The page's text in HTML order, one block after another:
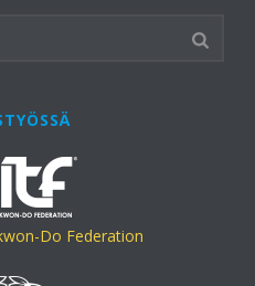
Do Federation